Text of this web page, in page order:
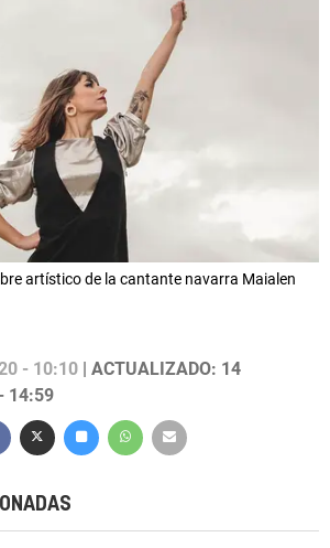
artístico de la cantante navarra Maialen
- 10:10 | ACTUALIZADO: 14
14:59